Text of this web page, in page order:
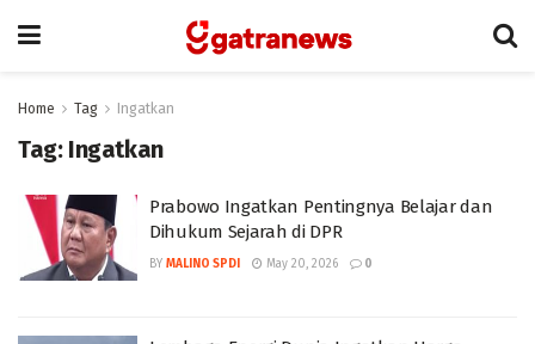
Home Tag Ingatkan
Tag: Ingatkan
Prabowo Ingatkan Pentingnya Belajar dan
Dihukum Sejarah di DPR
BY MALINO SPDI May 20, 2026 0